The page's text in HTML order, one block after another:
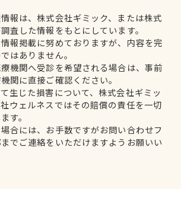
報は、株式会社ギミック、または株式
査した情報をもとにしています。
報掲載に努めておりますが、内容を完
はありません。
機関へ受診を希望される場合は、事前
関に直接ご確認ください。
生じた損害について、株式会社ギミッ
ウェルネスではその賠償の責任を一切
す。
合には、お手数ですがお問い合わせフ
でご連絡をいただけますようお願いい